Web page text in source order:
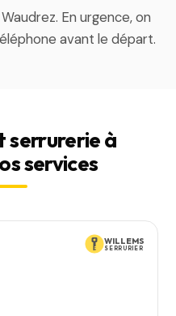
En urgence, on
avant le départ.
serrurerie à
services
WILLEMS
SERRURIER